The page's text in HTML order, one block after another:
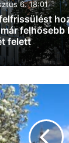
6. 18:01
felhősebb
felett
6. 17:48
már csak